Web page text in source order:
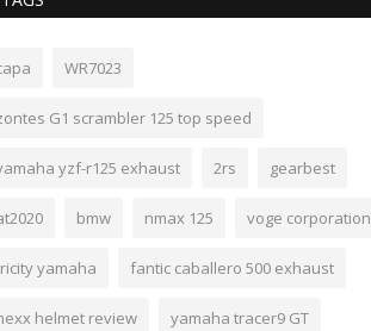
WR7023
G1 scrambler 125 top speed
yzf-r125 exhaust 2rs gearbest
bmw nmax 125 voge corporation
yamaha fantic caballero 500 exhaust
helmet review yamaha tracer9 GT